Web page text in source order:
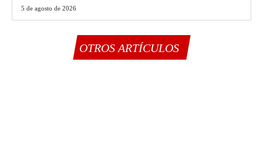
5 de agosto de 2026
OTROS ARTÍCULOS